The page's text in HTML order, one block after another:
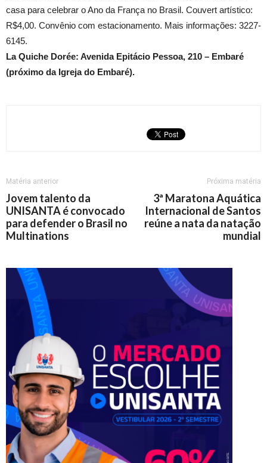
casa para celebrar o Ano da França no Brasil. Couvert artístico:
R$4,00. Convênio com estacionamento. Mais informações: 3227-
6145.
La Quiche Dorée: Avenida Epitácio Pessoa, 210 – Embaré
(próximo da Igreja do Embaré).
Matéria anterior
Jovem talento da
UNISANTA é convocado
para defender o Brasil no
Multinations
Próxima matéria
3ª Maratona Aquática
Internacional de Santos
reúne a nata da natação
mundial